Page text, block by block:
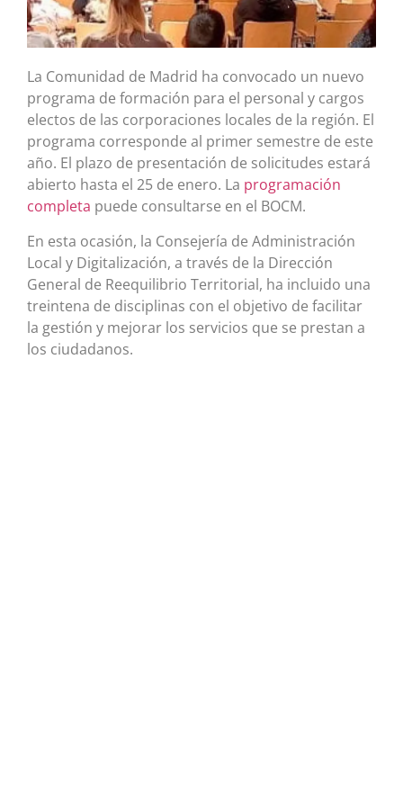
La Comunidad de Madrid ha convocado un nuevo
programa de formación para el personal y cargos
electos de las corporaciones locales de la región. El
programa corresponde al primer semestre de este
año. El plazo de presentación de solicitudes estará
abierto hasta el 25 de enero. La programación
completa puede consultarse en el BOCM.
En esta ocasión, la Consejería de Administración
Local y Digitalización, a través de la Dirección
General de Reequilibrio Territorial, ha incluido una
treintena de disciplinas con el objetivo de facilitar
la gestión y mejorar los servicios que se prestan a
los ciudadanos.